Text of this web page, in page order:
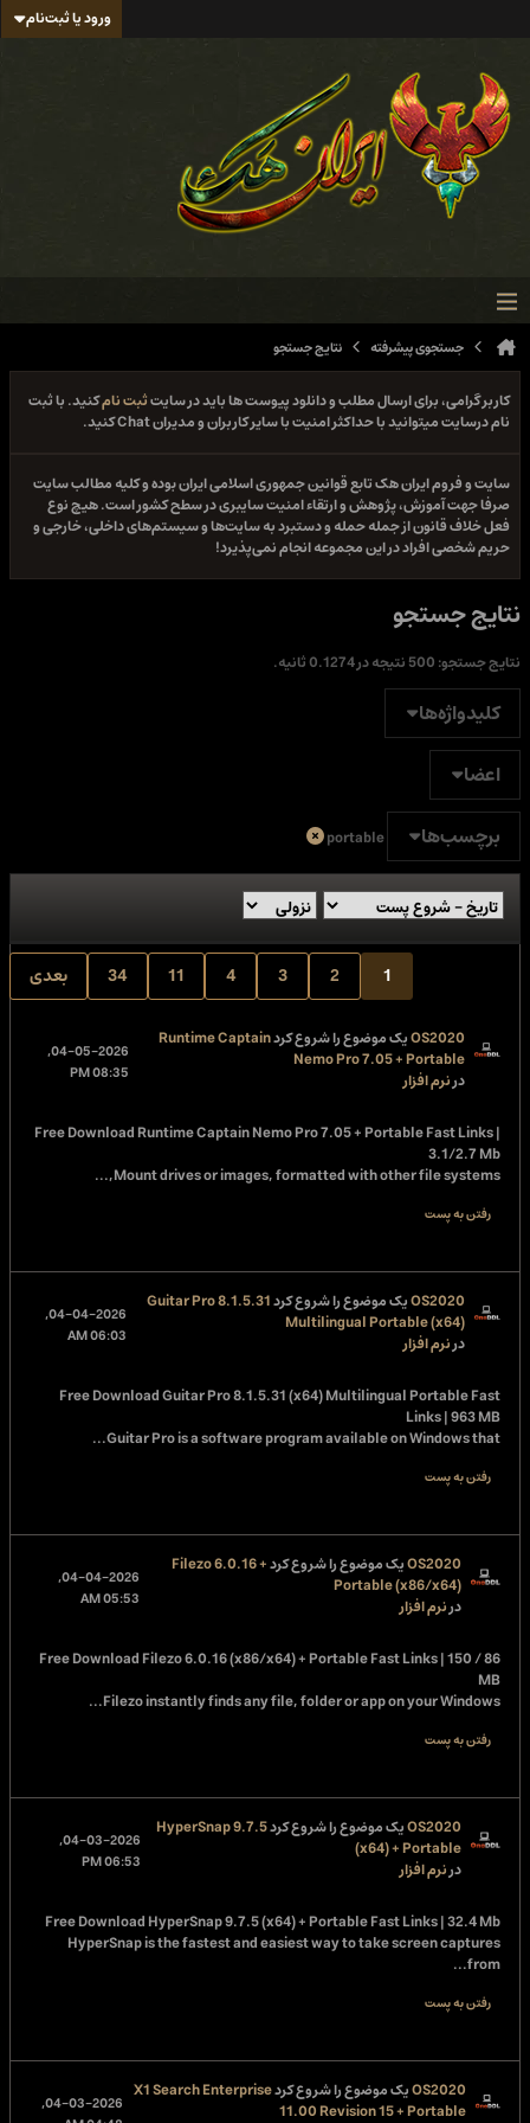
ورود یا ثبت‌نام
جستجوی پیشرفته نتایج جستجو
کاربر گرامی، برای ارسال مطلب و دانلود پیوست ها باید در سایتثبت نامکنید. با ثبت
نام درسایت میتوانید با حداکثر امنیت با سایر کاربران و مدیران Chat کنید.
سایت و فروم ایران هک تابع قوانین جمهوری اسلامی ایران بوده و کلیه مطالب سایت
صرفا جهت آموزش، پژوهش و ارتقاء امنیت سایبری در سطح کشور است. هیچ نوع
فعل خلاف قانون از جمله حمله و دستبرد به سایت‌ها و سیستم‌های داخلی، خارجی و
حریم شخصی افراد در این مجموعه انجام نمی‌پذیرد!
نتایج جستجو
نتایج جستجو:
کلیدواژه‌ها
اعضا
برچسب‌ها
portable
1
2
3
4
11
34 بعدی
OS2020یک موضوع را شروع کردRuntime Captain
Nemo Pro 7.05 + Portable
درنرم افزار
04-05-2026,
08:35 PM
Free DownloadRuntime Captain Nemo Pro 7.05 + Portable Fast Links |
3.1/2.7 Mb
Mount drives or images, formatted with other file systems,...
رفتن به پست
OS2020یک موضوع را شروع کردGuitar Pro 8.1.5.31
Multilingual Portable (x64)
درنرم افزار
04-04-2026,
06:03 AM
Free DownloadGuitar Pro 8.1.5.31 (x64) Multilingual Portable Fast
Links | 963 MB
Guitar Pro is a software program available on Windows that...
رفتن به پست
OS2020یک موضوع را شروع کردFilezo 6.0.16 +
Portable (x86/x64)
درنرم افزار
04-04-2026,
05:53 AM
Free DownloadFilezo 6.0.16 (x86/x64) + Portable Fast Links | 150 / 86
MB
Filezo instantly finds any file, folder or app on your Windows...
رفتن به پست
OS2020یک موضوع را شروع کردHyperSnap 9.7.5
(x64) + Portable
درنرم افزار
04-03-2026,
06:53 PM
Free DownloadHyperSnap 9.7.5 (x64) + Portable Fast Links | 32.4 Mb
HyperSnap is the fastest and easiest way to take screen captures
from...
رفتن به پست
OS2020یک موضوع را شروع کردX1 Search Enterprise
11.00 Revision 15 + Portable
04-03-2026,